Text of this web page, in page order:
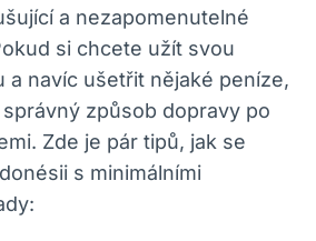
a nezapomenutelné
si chcete užít svou
a navíc ušetřit nějaké peníze,
způsob dopravy po
Zde je pár tipů, jak se
s minimálními